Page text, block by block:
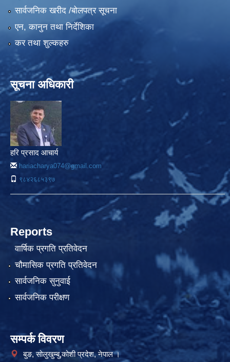
सार्वजनिक खरीद /बोलपत्र सूचना
एन, कानुन तथा निर्देशिका
कर तथा शुल्कहरु
सूचना अधिकारी
हरि प्रसाद आचार्य
hariacharya074@gmail.com
९८४२६८५३९७
Reports
वार्षिक प्रगति प्रतिवेदन
चौमासिक प्रगति प्रतिवेदन
सार्वजनिक सुनुवाई
सार्वजनिक परीक्षण
सम्पर्क विवरण
बुङ, सोलुखुम्बु,कोशी प्रदेश, नेपाल ।